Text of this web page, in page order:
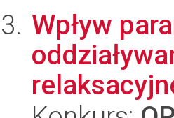
Wpływ